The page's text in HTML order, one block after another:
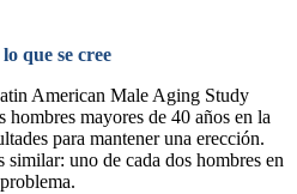
que se cree
American Male Aging Study
hombres mayores de 40 años en la
para mantener una erección.
uno de cada dos hombres en